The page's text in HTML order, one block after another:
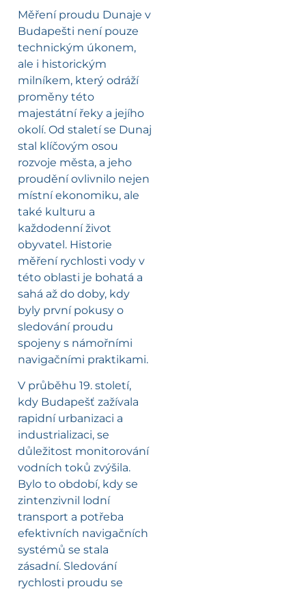
Měření proudu Dunaje v
Budapešti není pouze
technickým úkonem,
ale i historickým
milníkem, který odráží
proměny této
majestátní řeky a jejího
okolí. Od staletí se Dunaj
stal klíčovým osou
rozvoje města, a jeho
proudění ovlivnilo nejen
místní ekonomiku, ale
také kulturu a
každodenní život
obyvatel. Historie
měření rychlosti vody v
této oblasti je bohatá a
sahá až do doby, kdy
byly první pokusy o
sledování proudu
spojeny s námořními
navigačními praktikami.
V průběhu 19. století,
kdy Budapešť zažívala
rapidní urbanizaci a
industrializaci, se
důležitost monitorování
vodních toků zvýšila.
Bylo to období, kdy se
zintenzivnil lodní
transport a potřeba
efektivních navigačních
systémů se stala
zásadní. Sledování
rychlosti proudu se